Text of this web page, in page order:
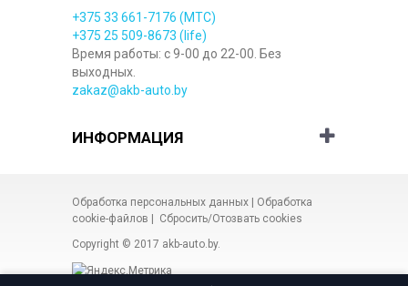
+375 33 661-7176 (МТС)
+375 25 509-8673 (life)
Время работы: с 9-00 до 22-00. Без
выходных.
zakaz@akb-auto.by
ИНФОРМАЦИЯ
Обработка персональных данных
Обработка
cookie-файлов
Сбросить/Отозвать cookies
Copyright © 2017 akb-auto.by.